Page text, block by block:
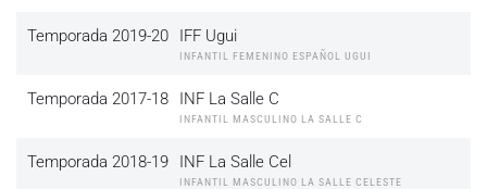
Temporada 2019-20 IFF Ugui
INFANTIL FEMENINO ESPAÑOL UGUI
Temporada 2017-18 INF La Salle C
INFANTIL MASCULINO LA SALLE C
Temporada 2018-19 INF La Salle Cel
INFANTIL MASCULINO LA SALLE CELESTE